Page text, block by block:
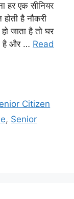
हर एक सीनियर
है नौकरी
जाता है तो घर
है और … Read
Citizen
, Senior